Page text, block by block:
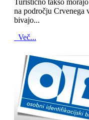
na področju Crvenega
bivajo...
Več...